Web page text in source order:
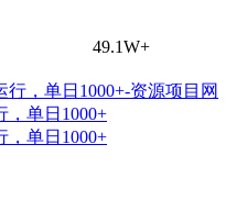
49.1W+
，单日1000+
，单日1000+